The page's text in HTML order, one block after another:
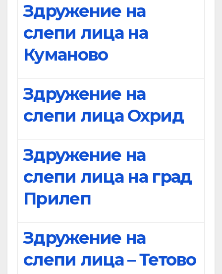
Здружение на
слепи лица на
Куманово
Здружение на
слепи лица Охрид
Здружение на
слепи лица на град
Прилеп
Здружение на
слепи лица – Тетово